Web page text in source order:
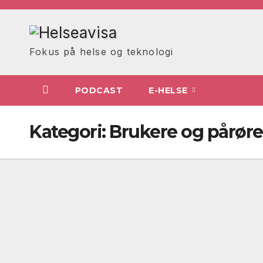
Skip
Fokus på helse og teknologi
PODCAST E-HELSE
Kategori: Brukere og